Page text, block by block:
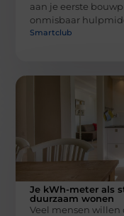
aan je eerste
onmisbaar
Smartclub
Je kWh-meter als
duurzaam wonen
Veel mensen